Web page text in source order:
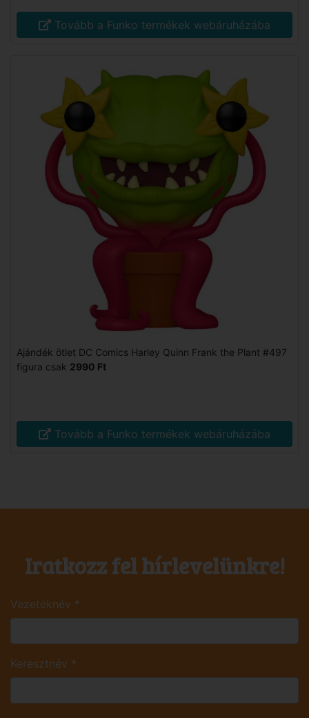
Tovább a Funko termékek webáruházába
Ajándék ötlet DC Comics Harley Quinn Frank the Plant #497
figura csak 2990 Ft
Tovább a Funko termékek webáruházába
Iratkozz fel hírlevelünkre!
Vezetéknév *
Keresztnév *